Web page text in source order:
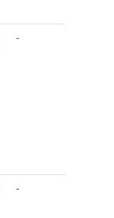
-
-